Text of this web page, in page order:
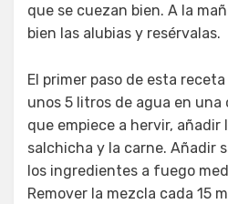
que se cuezan bien. A la
bien las alubias y resérvalas.
El primer paso de esta
unos 5 litros de agua en
que empiece a hervir, añadir
salchicha y la carne. Añadir
los ingredientes a fuego
Remover la mezcla cada 15